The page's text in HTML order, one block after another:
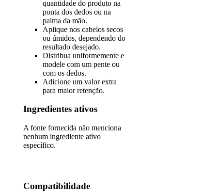
quantidade do produto na
ponta dos dedos ou na
palma da mão.
Aplique nos cabelos secos
ou úmidos, dependendo do
resultado desejado.
Distribua uniformemente e
modele com um pente ou
com os dedos.
Adicione um valor extra
para maior retenção.
Ingredientes ativos
A fonte fornecida não menciona
nenhum ingrediente ativo
específico.
Compatibilidade